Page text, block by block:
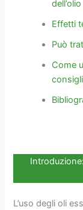
Effetti
Può
Come
L’uso degli oli